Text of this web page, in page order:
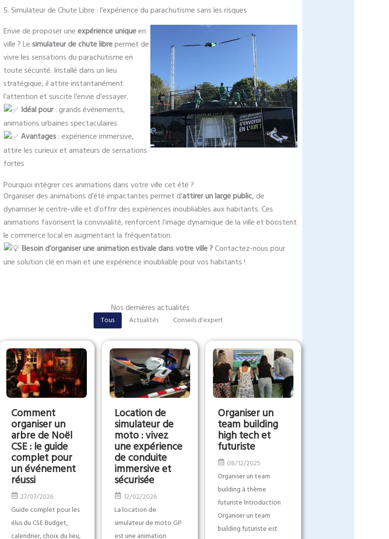
5. Simulateur de Chute Libre : l’expérience du parachutisme sans les risques
Envie de proposer une expérience uniqueen
ville ? Le simulateur de chute librepermet de
vivre les sensations du parachutisme en
toute sécurité. Installé dans un lieu
stratégique, il attire instantanément
l’attention et suscite l’envie d’essayer.
Idéal pour: grands événements,
animations urbaines spectaculaires
Avantages: expérience immersive,
attire les curieux et amateurs de sensations
fortes
Pourquoi intégrer ces animations dans votre ville cet été ?
Organiser des animations d’été impactantes permet d’attirer un large public, de
dynamiser le centre-ville et d’offrir des expériences inoubliables aux habitants. Ces
animations favorisent la convivialité, renforcent l’image dynamique de la ville et boostent
le commerce local en augmentant la fréquentation.
Besoin d’organiser une animation estivale dans votre ville ?Contactez-nous pour
une solution clé en main et une expérience inoubliable pour vos habitants !
Nos dernières actualités
Tous Actualités Conseils d'expert
Comment
organiser un
arbre de Noël
CSE : le guide
complet pour
un événement
réussi
27/07/2026
Guide complet pour les
élus du CSE Budget,
calendrier, choix du lieu,
Location de
simulateur de
moto : vivez
une expérience
de conduite
immersive et
sécurisée
12/02/2026
La location de
simulateur de moto GP
est une animation
Organiser un
team building
high tech et
futuriste
08/12/2025
Organiser un team
building à thème
futuriste Introduction
Organiser un team
building futuriste est